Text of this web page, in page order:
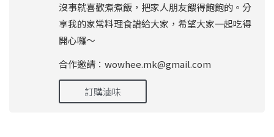
沒事就喜歡煮煮飯，把家人朋友餵得飽飽的。分
享我的家常料理食譜給大家，希望大家一起吃得
開心囉～
合作邀請：wowhee.mk@gmail.com
訂購滷味